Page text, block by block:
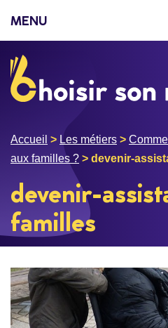
MENU
Accueil > Les métiers >
aux familles ? > devenir-
devenir-
familles